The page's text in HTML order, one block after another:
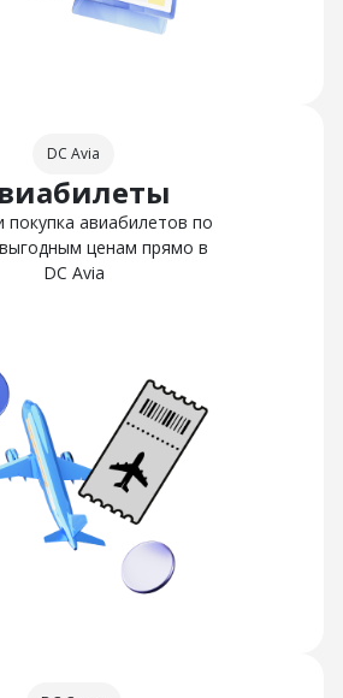
DC Avia
покупка авиабилетов по
ценам прямо в
DC Avia